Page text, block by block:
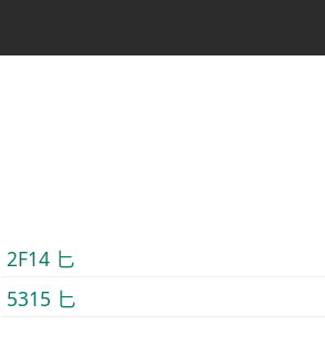
2F14 ⼔
5315 匕